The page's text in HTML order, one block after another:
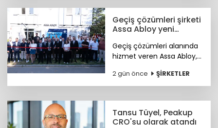
temel unsurlar olduğunu
ortaya koydu.
Geçiş çözümleri şirketi
Assa Abloy yeni
Geçiş çözümleri alanında
hizmet veren Assa Abloy,
yeni showroomuyla
güvenlik ve erişim
buluşturuyor.
2 gün önce ŞİRKETLER
Tansu Tüyel, Peakup
CRO'su olarak atandı